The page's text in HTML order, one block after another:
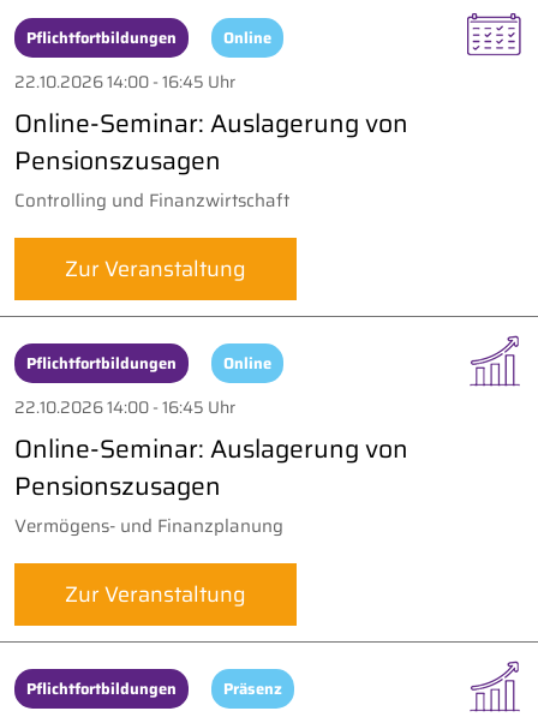
Pflichtfortbildungen Online
22.10.2026 14:00 - 16:45 Uhr
Online-Seminar: Auslagerung von
Pensionszusagen
Controlling und Finanzwirtschaft
Zur Veranstaltung
Pflichtfortbildungen Online
22.10.2026 14:00 - 16:45 Uhr
Online-Seminar: Auslagerung von
Pensionszusagen
Vermögens- und Finanzplanung
Zur Veranstaltung
Pflichtfortbildungen Präsenz